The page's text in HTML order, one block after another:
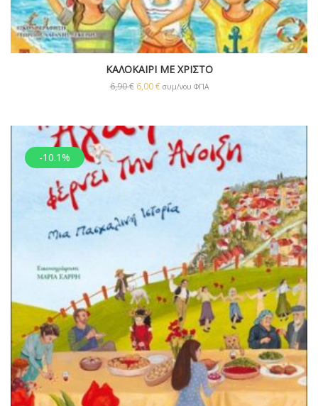
ΚΑΛΟΚΑΙΡΙ ΜΕ ΧΡΙΣΤΟ
6,90€ 6,00€ συμ/νου ΦΠΑ
-10.1%